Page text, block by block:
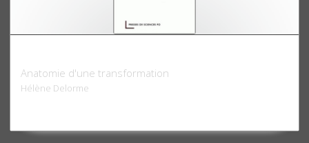
Anatomie d'une transformation
Hélène Delorme